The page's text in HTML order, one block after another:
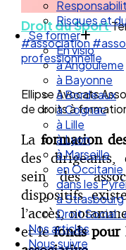
Risques et
Se former
En visio
à Angouleme
à Bayonne
à Bordeaux
à Cognac
à Lille
à Lyon
à Marseille
en Occitanie
dans les
à Strasbourg
Droit Social :
Nos articles
Nous suivre
Droit du Sport
#association
professionnelle
Ellipse Avocats
de droits à
Laformation
des dirigeants,
sein des
dispositifs
l’accès,
et lefonds pour